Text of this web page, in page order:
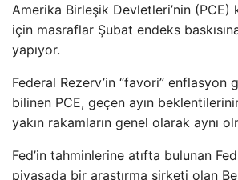
Amerika Birleşik Devletleri’nin (PCE)
için masraflar Şubat endeks
yapıyor.
Federal Rezerv’in “favori” enflasyon
bilinen PCE, geçen ayın
yakın rakamların genel olarak aynı
Fed’in tahminlerine atıfta bulunan
piyasada bir araştırma şirketi olan